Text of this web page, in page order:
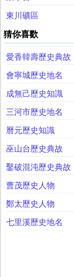
東川礦區
猜你喜歡
愛香韓壽歷史典故
會寧城歷史地名
成無己歷史知識
三河市歷史地名
曆元歷史知識
巫山台歷史典故
鑿破混沌歷史典故
曹茂歷史人物
鄭太歷史人物
七里溪歷史地名